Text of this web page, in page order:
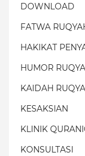
DOWNLOAD
FATWA
HAKIKAT
HUMOR
KAIDAH
KESAKSIAN
KLINIK
KONSULTASI